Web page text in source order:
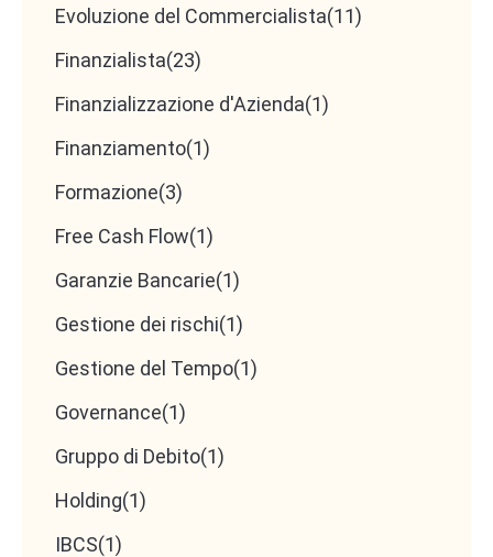
Evoluzione del Commercialista(11)
Finanzialista(23)
Finanzializzazione d'Azienda(1)
Finanziamento(1)
Formazione(3)
Free Cash Flow(1)
Garanzie Bancarie(1)
Gestione dei rischi(1)
Gestione del Tempo(1)
Governance(1)
Gruppo di Debito(1)
Holding(1)
IBCS(1)